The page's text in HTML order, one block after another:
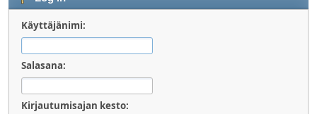
Käyttäjänimi:
Salasana:
Kirjautumisajan kesto: